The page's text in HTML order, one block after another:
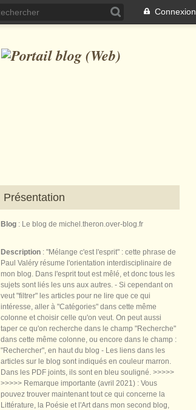
Connexion
Présentation
Blog : Le blog de michel.theron.over-blog.fr
Description : "Mélange c'est l'esprit" : cette phrase de
Paul Valéry résume l'orientation interdisciplinaire de
mon blog. Dans l'esprit tout est mêlé, et donc tous les
sujets sont liés les uns aux autres. - Si cependant on
veut "filtrer" les articles pour ne lire que ce qui
intéresse, aller à "Catégories" dans cette même
colonne et choisir celle qu'on veut. On peut aussi
taper ce qu'on recherche dans le champ "Recherche"
dans cette même colonne, ou encore dans le champ :
"Rechercher", en haut du blog - Les liens dans les
articles sur le blog sont indiqués en couleur marron.
Dans les PDF joints, ils sont en bleu souligné. >>>>>
>>>>> Remarque importante (avril 2021) : Vous
pouvez trouver maintenant tout ce qui concerne la
Littérature, la Poésie et l'Art dans mon second blog,